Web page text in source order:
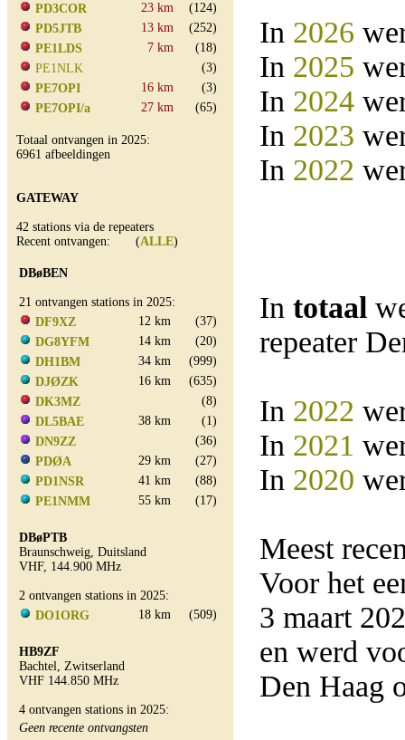
PD3COR
23 km
(124)
PD5JTB
13 km
(252)
PE1LDS
7 km
(18)
PE1NLK
(3)
PE7OPI
16 km
(3)
PE7OPI/a
27 km (65)
Totaal ontvangen in 2025:
6961 afbeeldingen
GATEWAY
42 stations via de repeaters
Recent ontvangen: (ALLE)
DBøBEN
21 ontvangen stations in 2025:
DF9XZ
12 km
(37)
DG8YFM
14 km
(20)
DH1BM
34 km
(999)
DJØZK
16 km
(635)
DK3MZ
(8)
DL5BAE
38 km
(1)
DN9ZZ
(36)
PDØA
29 km
(27)
PD1NSR
41 km
(88)
PE1NMM
55 km (17)
DBøPTB
Braunschweig, Duitsland
VHF, 144.900 MHz
2 ontvangen stations in 2025:
DO1ORG
18 km (509)
HB9ZF
Bachtel, Zwitserland
VHF 144.850 MHz
4 ontvangen stations in 2025:
Geen recente ontvangsten
In 2026
In 2025
In 2024
In 2023
In 2022
In totaal
repeater
In 2022
In 2021
In 2020
Meest
Voor het
3 maart
en werd
Den Haag